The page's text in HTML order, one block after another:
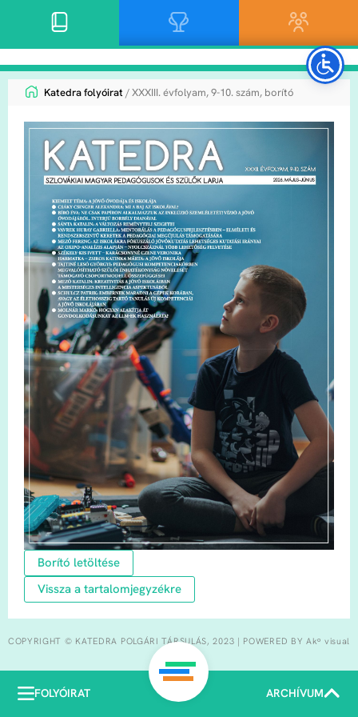
FOLYÓIRAT ARCHÍVUM
Katedra folyóirat/ XXXIII. évfolyam, 9-10. szám, borító
Borító letöltése
Vissza a tartalomjegyzékre
COPYRIGHT © KATEDRA POLGÁRI TÁRSULÁS, 2023 | POWERED BY Akᵒ visual